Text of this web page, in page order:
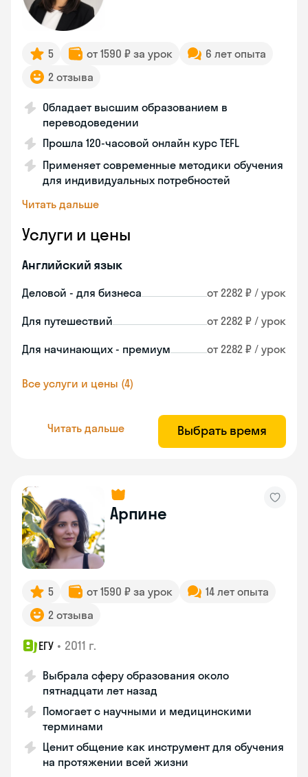
5 от 1590 ₽ за урок
6 лет опыта
2 отзыва
Обладает высшим образованием в
переводоведении
Прошла 120-часовой онлайн курс TEFL
Применяет современные методики обучения
для индивидуальных потребностей
Читать дальше
Услуги и цены
Английский язык
Деловой - для бизнеса от 2282 ₽ / урок
Для путешествий от 2282 ₽ / урок
Для начинающих - премиум от 2282 ₽ / урок
Все услуги и цены (4)
Читать дальше Выбрать время
Арпине
5 от 1590 ₽ за урок
14 лет опыта
2 отзыва
ЕГУ • 2011 г.
Выбрала сферу образования около
пятнадцати лет назад
Помогает с научными и медицинскими
терминами
Ценит общение как инструмент для обучения
на протяжении всей жизни